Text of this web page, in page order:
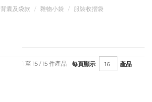
背囊及袋款 雜物小袋 服裝收摺袋
每頁顯示 產品
1 至 15 / 15 件產品